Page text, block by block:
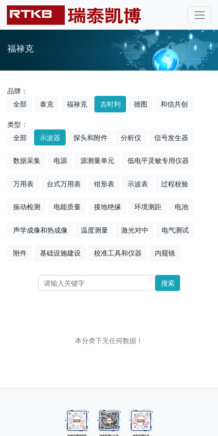
福禄克
品牌：
全部
泰克 福禄克 吉时利 德图 和信共创
类型：
全部
示波器 探头和附件 分析仪 信号发生器
数据采集 电源 源测量单元 低电平灵敏专用仪器
万用表 台式万用表 钳形表 示波表 过程校验
振动检测 电能质量 接地绝缘 环境测距 电池
声学成像和热成像 温度测量 激光对中 电气测试
附件 基础设施建设 校准工具和仪器 内窥镜
搜索
本分类下无任何数据！